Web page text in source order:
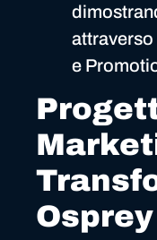
attraverso
e
Osprey